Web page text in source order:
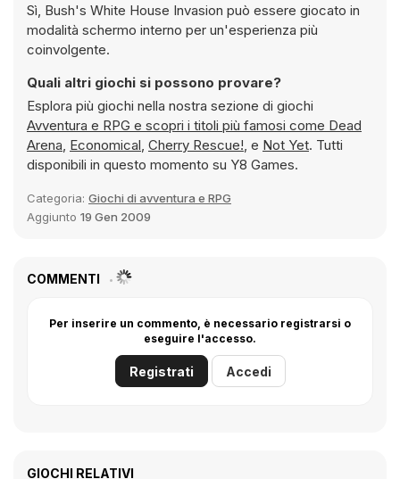
Sì, Bush's White House Invasion può essere giocato in
modalità schermo interno per un'esperienza più
coinvolgente.
Quali altri giochi si possono provare?
Esplora più giochi nella nostra sezione di giochi
Avventura e RPG e scopri i titoli più famosi come Dead
Arena, Economical, Cherry Rescue!, e Not Yet. Tutti
disponibili in questo momento su Y8 Games.
Categoria: Giochi di avventura e RPG
Aggiunto 19 Gen 2009
COMMENTI
Per inserire un commento, è necessario registrarsi o
eseguire l'accesso.
Registrati Accedi
GIOCHI RELATIVI